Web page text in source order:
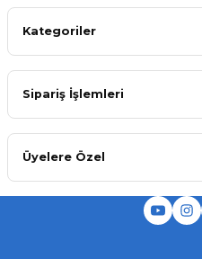
Kategoriler
Sipariş İşlemleri
Üyelere Özel